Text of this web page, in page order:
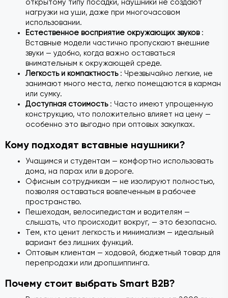
открытому типу посадки, наушники не создают
нагрузки на уши, даже при многочасовом
использовании.
Естественное восприятие окружающих звуков:
Вставные модели частично пропускают внешние
звуки — удобно, когда важно оставаться
внимательным к окружающей среде.
Легкость и компактность: Чрезвычайно легкие, не
занимают много места, легко помещаются в карман
или сумку.
Доступная стоимость: Часто имеют упрощенную
конструкцию, что положительно влияет на цену —
особенно это выгодно при оптовых закупках.
Кому подходят вставные наушники?
Учащимся и студентам — комфортно использовать
дома, на парах или в дороге.
Офисным сотрудникам — не изолируют полностью,
позволяя оставаться вовлеченным в рабочее
пространство.
Пешеходам, велосипедистам и водителям —
слышать, что происходит вокруг, — это безопасно.
Тем, кто ценит легкость и минимализм — идеальный
вариант без лишних функций.
Оптовым клиентам — ходовой, бюджетный товар для
перепродажи или дропшиппинга.
Почему стоит выбрать Smart B2B?